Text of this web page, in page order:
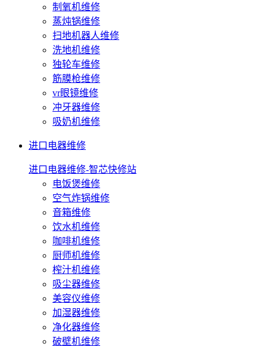
制氧机维修
蒸炖锅维修
扫地机器人维修
洗地机维修
独轮车维修
筋膜枪维修
vr眼镜维修
冲牙器维修
吸奶机维修
进口电器维修
进口电器维修-智芯快修站
电饭煲维修
空气炸锅维修
音箱维修
饮水机维修
咖啡机维修
厨师机维修
榨汁机维修
吸尘器维修
美容仪维修
加湿器维修
净化器维修
破壁机维修